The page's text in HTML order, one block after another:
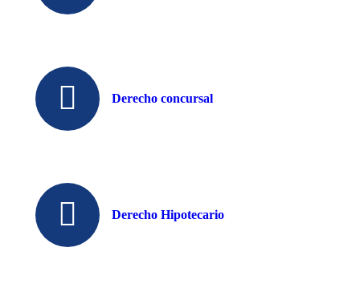
Derecho concursal
Derecho Hipotecario